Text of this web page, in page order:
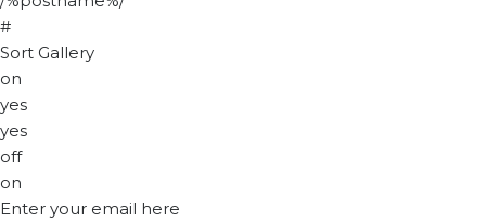
#
Sort Gallery
on
yes
yes
off
on
Enter your email here